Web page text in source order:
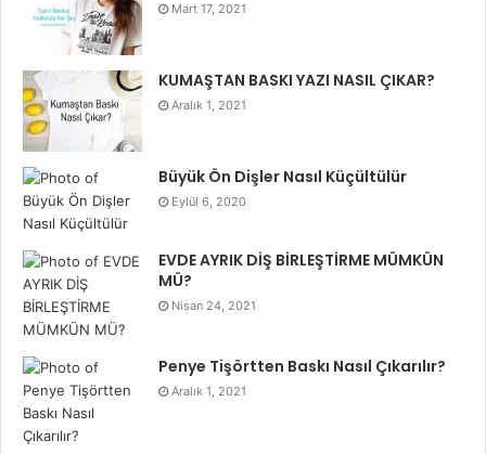
Mart 17, 2021
KUMAŞTAN BASKI YAZI NASIL ÇIKAR?
Aralık 1, 2021
Büyük Ön Dişler Nasıl Küçültülür
Eylül 6, 2020
EVDE AYRIK DİŞ BİRLEŞTİRME MÜMKÜN
MÜ?
Nisan 24, 2021
Penye Tişörtten Baskı Nasıl Çıkarılır?
Aralık 1, 2021